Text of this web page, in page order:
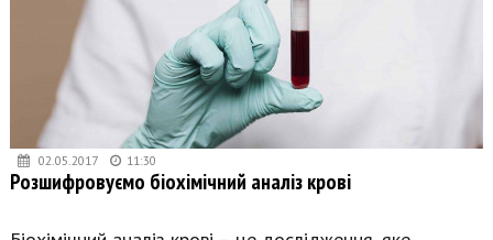
02.05.2017 11:30
Розшифровуємо біохімічний аналіз крові